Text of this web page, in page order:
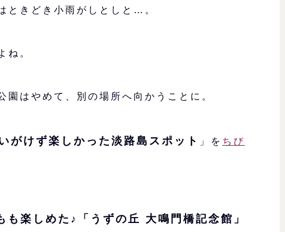
ときどき小雨がしとしと…。
ね。
園はやめて、別の場所へ向かうことに。
がけず楽しかった淡路島スポット 」を ちび
も楽しめた♪「うずの丘 大鳴門橋記念館」